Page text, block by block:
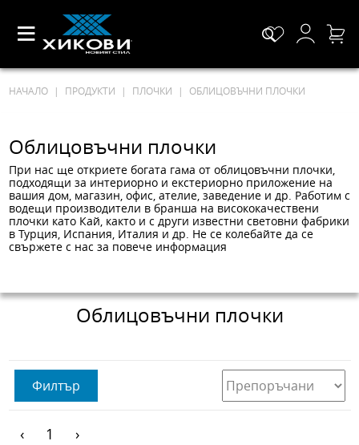
НАЧАЛО ПРОДУКТИ ПЛОЧКИ ОБЛИЦОВЪЧНИ ПЛОЧКИ
Облицовъчни плочки
При нас ще откриете богата гама от облицовъчни плочки,
подходящи за интериорно и екстериорно приложение на
вашия дом, магазин, офис, ателие, заведение и др. Работим с
водещи производители в бранша на висококачествени
плочки като Кай, както и с други известни световни фабрики
в Турция, Испания, Италия и др. Не се колебайте да се
свържете с нас за повече информация
Облицовъчни плочки
Филтър
‹ 1 ›